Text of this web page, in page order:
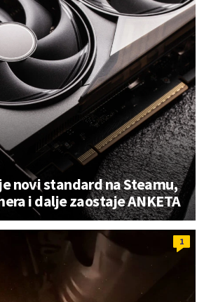
novi standard na Steamu,
i dalje zaostaje ANKETA
1